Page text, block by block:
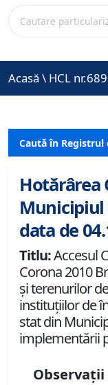
Acasă \ HCL
Caută în
Hotărârea
Municipiul
data de
Titlu:Accesul
Corona 2010
şi terenurilor
instituţiilor de
stat din
implementării
Observații